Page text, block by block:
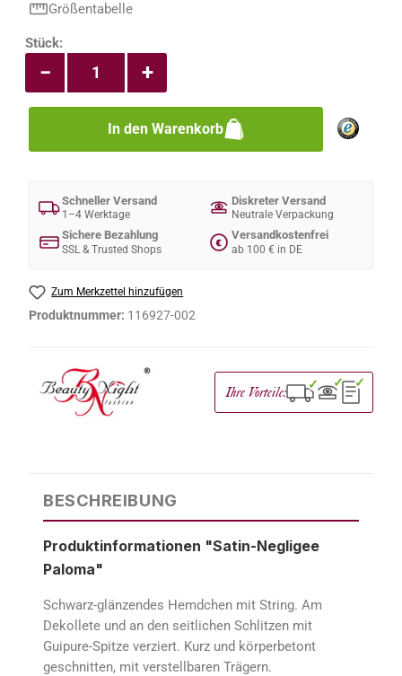
Größentabelle
Produkt Anzahl: Gib den gewünschten
Stück:
+
−
In den Warenkorb
Schneller Versand
1–4 Werktage
Diskreter Versand
Neutrale Verpackung
Sichere Bezahlung
SSL & Trusted Shops
€
Versandkostenfrei
ab 100 € in DE
Zum Merkzettel hinzufügen
Produktnummer: 116927-002
Ihre Vorteile: ✓ ✓ ✓
BESCHREIBUNG
Produktinformationen "Satin-Negligee
Paloma"
Schwarz-glänzendes Hemdchen mit String. Am
Dekollete und an den seitlichen Schlitzen mit
Guipure-Spitze verziert. Kurz und körperbetont
geschnitten, mit verstellbaren Trägern.